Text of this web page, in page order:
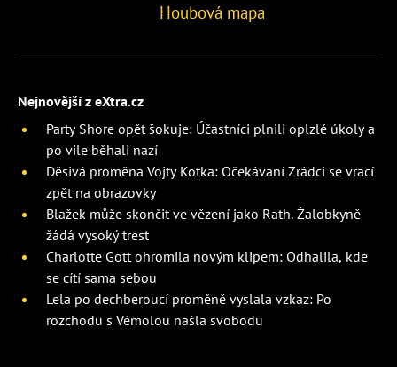
Houbová mapa
Nejnovější z eXtra.cz
Party Shore opět šokuje: Účastníci plnili oplzlé úkoly a
po vile běhali nazí
Děsivá proměna Vojty Kotka: Očekávaní Zrádci se vrací
zpět na obrazovky
Blažek může skončit ve vězení jako Rath. Žalobkyně
žádá vysoký trest
Charlotte Gott ohromila novým klipem: Odhalila, kde
se cítí sama sebou
Lela po dechberoucí proměně vyslala vzkaz: Po
rozchodu s Vémolou našla svobodu